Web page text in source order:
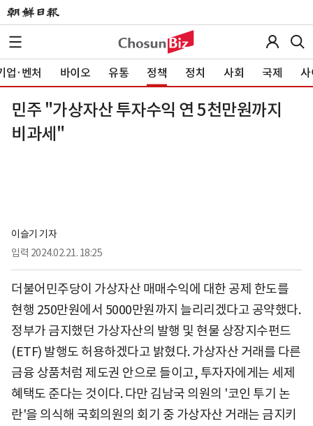
업·벤처 바이오 유통 정책 정치 사회 국제 사
민주 "가상자산 투자수익 연 5천만원까지
비과세"
이슬기 기자
입력 2024.02.21. 18:25
더불어민주당이 가상자산 매매수익에 대한 공제 한도를
현행 250만원에서 5000만원까지 늘리리겠다고 공약했다.
정부가 금지했던 가상자산의 발행 및 현물 상장지수펀드
(ETF) 발행도 허용하겠다고 밝혔다. 가상자산 거래를 다른
금융 상품처럼 제도권 안으로 들이고, 투자자에게는 세제
혜택도 준다는 것이다. 다만 김남국 의원의 '코인 투기 논
란'을 의식해 국회의원의 회기 중 가상자산 거래는 금지키